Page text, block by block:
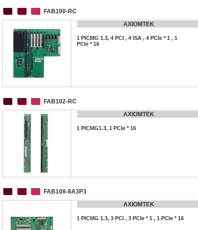
FAB100-RC
AXIOMTEK
1 PICMG 1.3, 4 PCI , 4 ISA , 4 PCIe * 1 , 1
PCIe * 16
FAB102-RC
AXIOMTEK
1 PICMG1.3, 1 PCIe * 16
FAB108-8A3P3
AXIOMTEK
1 PICMG 1.3, 3 PCI , 3 PCIe * 1 , 1 PCIe * 16